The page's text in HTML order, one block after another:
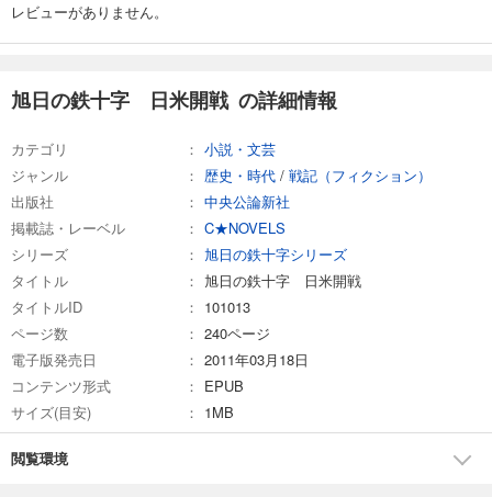
レビューがありません。
旭日の鉄十字 日米開戦 の詳細情報
カテゴリ
小説・文芸
ジャンル
歴史・時代 / 戦記（フィクション）
出版社
中央公論新社
掲載誌・レーベル
C★NOVELS
シリーズ
旭日の鉄十字シリーズ
タイトル
旭日の鉄十字 日米開戦
タイトルID
101013
ページ数
240ページ
電子版発売日
2011年03月18日
コンテンツ形式
EPUB
サイズ(目安)
1MB
閲覧環境